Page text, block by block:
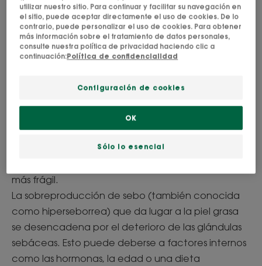
¿Por qué tengo la piel
grasa?
diario de los factores externos nocivos.
El sebo, producido por las glándulas sebáceas,
desempeña un papel fundamental. Sin él, la
epidermis no sería tan suave y flexible, y se alteraría
más frágil.
La sobreproducción de sebo (también conocida
como hiperseborrea) que da lugar a la piel grasa
se desencadena por el deterioro de las glándulas
sebáceas. Esto puede deberse a factores internos
como las hormonas, la edad o una dieta
utilizar nuestro sitio. Para continuar y facilitar su navegación en
el sitio, puede aceptar directamente el uso de cookies. De lo
contrario, puede personalizar el uso de cookies. Para obtener
más información sobre el tratamiento de datos personales,
consulte nuestra política de privacidad haciendo clic a
continuación:Política de confidencialidad
Configuración de cookies
Sólo lo esencial
OK